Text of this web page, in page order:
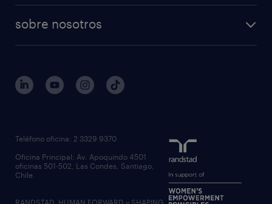
sobre nosotros
Teléfono oficina: 2 3329 9370
Oficina Principal: Av. Apoquindo 4501
oficinas 501-502, Las Condes, Santiago,
Chile.